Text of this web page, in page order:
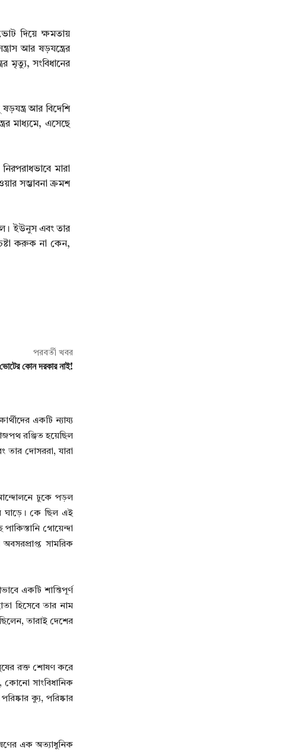
দিয়ে ক্ষমতায়
আর ষড়যন্ত্রের
মৃত্যু, সংবিধানের
আর বিদেশি
মাধ্যমে, এসেছে
মারা
সম্ভাবনা ক্রমশ
ইউনুস এবং তার
করুক না কেন,
পরবর্তী খবর
কোন দরকার নাই!
একটি ন্যায্য
রঞ্জিত হয়েছিল
দোসররা, যারা
আন্দোলনে ঢুকে পড়ল
ঘাড়ে। কে ছিল এই
গোয়েন্দা
সামরিক
একটি শান্তিপূর্ণ
হিসেবে তার নাম
তারাই দেশের
রক্ত শোষণ করে
কোনো সাংবিধানিক
ক্যু, পরিষ্কার
এক অত্যাধুনিক